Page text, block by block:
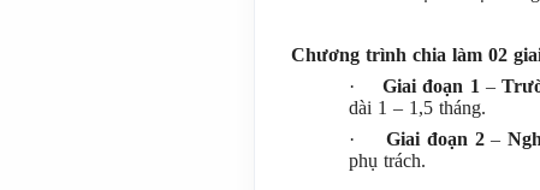
Chương trình chia làm 02
·
Giai đoạn 1 –
dài 1 – 1,5 tháng.
·
Giai đoạn 2–
phụ trách.